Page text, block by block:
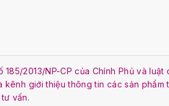
185/2013/NP-CP của Chính Phủ và
giới thiệu thông tin các sản
vấn.